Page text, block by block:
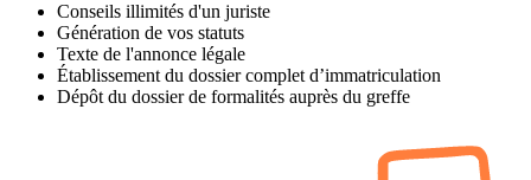
Conseils illimités d'un juriste
Génération de vos statuts
Texte de l'annonce légale
Établissement du dossier complet d’immatriculation
Dépôt du dossier de formalités auprès du greffe